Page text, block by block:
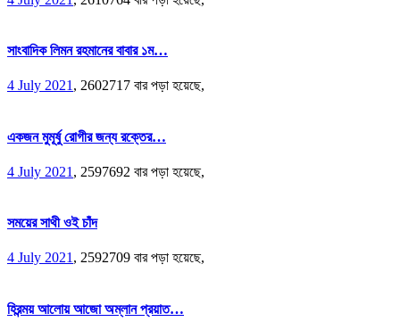
সাংবাদিক লিমন রহমানের বাবার ১ম…
4 July 2021, 2602717 বার পড়া হয়েছে,
একজন মুমূর্ষু রোগীর জন্য রক্তের…
4 July 2021 , 2597692 বার পড়া হয়েছে,
সময়ের সাথী ওই চাঁদ
4 July 2021, 2592709 বার পড়া হয়েছে,
হিরন্ময় আলোয় আজো অম্লান প্রয়াত…